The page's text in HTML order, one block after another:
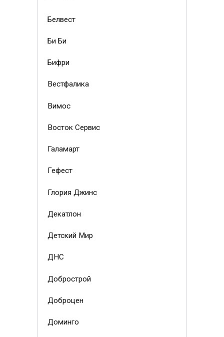
Белвест
Би Би
Бифри
Вестфалика
Вимос
Восток Сервис
Галамарт
Гефест
Глория Джинс
Декатлон
Детский Мир
ДНС
Добрострой
Доброцен
Доминго